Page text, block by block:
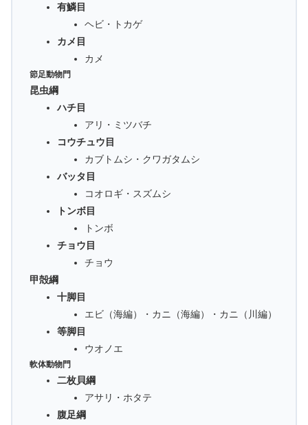
有鱗目
ヘビ・トカゲ
カメ目
カメ
節足動物門
昆虫綱
ハチ目
アリ・ミツバチ
コウチュウ目
カブトムシ・クワガタムシ
バッタ目
コオロギ・スズムシ
トンボ目
トンボ
チョウ目
チョウ
甲殻綱
十脚目
エビ（海編）・カニ（海編）・カニ（川編）
等脚目
ウオノエ
軟体動物門
二枚貝綱
アサリ・ホタテ
腹足綱